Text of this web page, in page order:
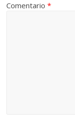
Comentario*